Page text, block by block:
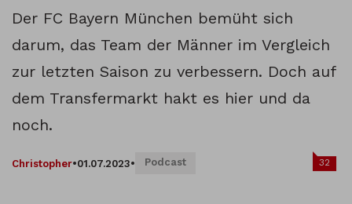
Der FC Bayern München bemüht sich
darum, das Team der Männer im Vergleich
zur letzten Saison zu verbessern. Doch auf
dem Transfermarkt hakt es hier und da
noch.
Christopher•01.07.2023• Podcast 32